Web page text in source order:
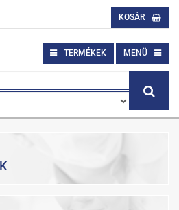
KOSÁR
TERMÉKEK MENÜ